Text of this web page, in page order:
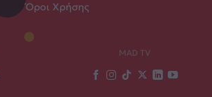
Όροι Χρήσης
MAD TV